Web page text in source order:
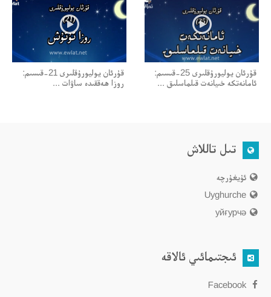
قۇرئان يوليورۇقلىرى 25-قىسىم:
ئامانەتكە خىيانەت قىلماسلىق ...
قۇرئان يوليورۇقلىرى 21-قىسىم:
روزا ھەققىدە ساۋات ...
تىل تاللاش
ئۇيغۇرچە
Uyghurche
уйғурчә
ئىجتىمائىي ئالاقە